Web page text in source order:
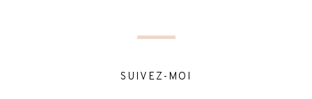
SUIVEZ-MOI